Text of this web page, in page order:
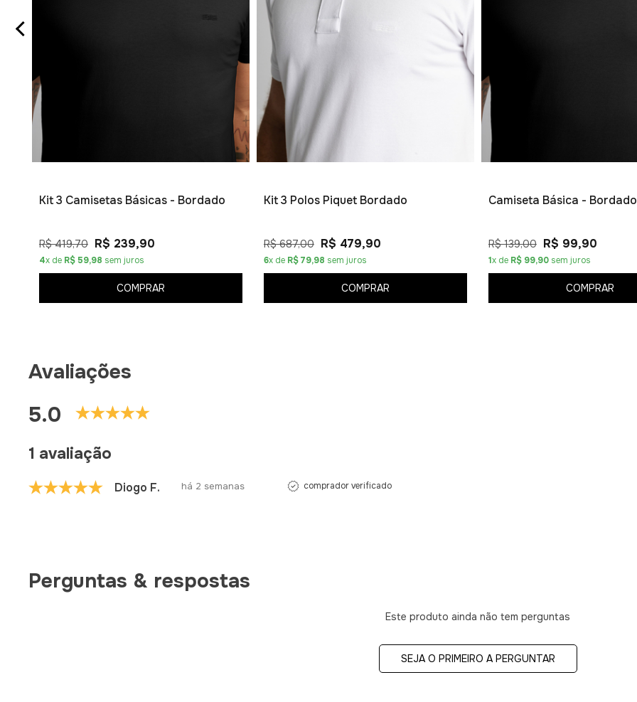
Kit 3 Camisetas Básicas - Bordado
R$ 419,70 R$ 239,90
4x de R$ 59,98 sem juros
COMPRAR
Kit 3 Polos Piquet Bordado
R$ 687,00 R$ 479,90
6x de R$ 79,98 sem juros
COMPRAR
Camiseta Básica - Bordado
R$ 139,00 R$ 99,90
1x de R$ 99,90sem juros
COMPRAR
Avaliações
5.0
1 avaliação
Diogo F. há 2 semanas comprador verificado
Perguntas & respostas
Este produto ainda não tem perguntas
SEJA O PRIMEIRO A PERGUNTAR